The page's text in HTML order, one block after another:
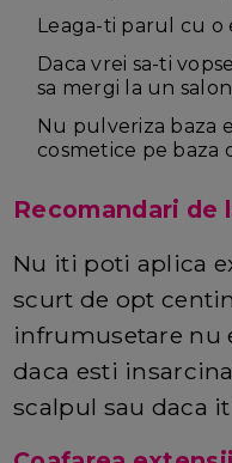
Leaga-ti parul cu o
Daca vrei sa-ti
sa mergi la un
Nu pulveriza baza
cosmetice pe baza
Recomandari de
Nu iti poti aplica
scurt de opt
infrumusetare nu
daca esti
scalpul sau daca